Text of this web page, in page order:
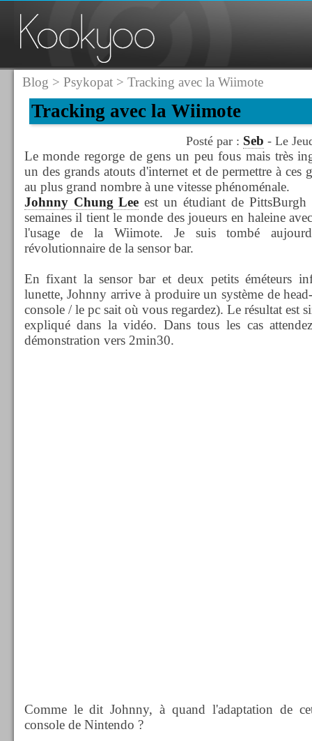
Blog > Psykopat> Tracking avec la Wiimote
Tracking avec la Wiimote
Posté par : Seb - Le
Le monde regorge de gens un peu fous mais très
un des grands atouts d'internet et de permettre à ces
au plus grand nombre à une vitesse phénoménale.
Johnny Chung Lee est un étudiant de
semaines il tient le monde des joueurs en haleine
l'usage de la Wiimote. Je suis tombé
révolutionnaire de la sensor bar.
En fixant la sensor bar et deux petits éméteurs
lunette, Johnny arrive à produire un système de
console / le pc sait où vous regardez). Le résultat est
expliqué dans la vidéo. Dans tous les cas
démonstration vers 2min30.
Comme le dit Johnny, à quand l'adaptation de
console de Nintendo ?